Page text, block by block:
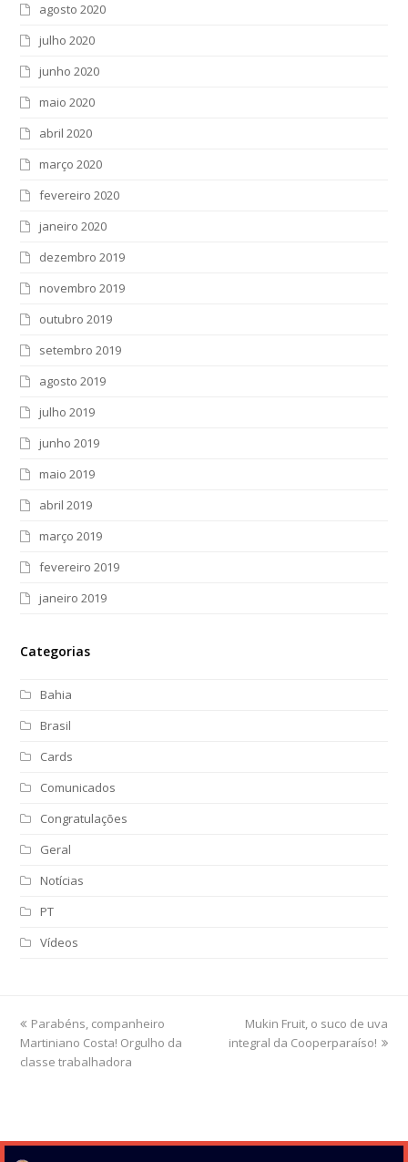
agosto 2020
julho 2020
junho 2020
maio 2020
abril 2020
março 2020
fevereiro 2020
janeiro 2020
dezembro 2019
novembro 2019
outubro 2019
setembro 2019
agosto 2019
julho 2019
junho 2019
maio 2019
abril 2019
março 2019
fevereiro 2019
janeiro 2019
Categorias
Bahia
Brasil
Cards
Comunicados
Congratulações
Geral
Notícias
PT
Vídeos
previous
post:
Parabéns, companheiro
Martiniano Costa! Orgulho da
classe trabalhadora
next
post:
Mukin Fruit, o suco de uva
integral da Cooperparaíso!